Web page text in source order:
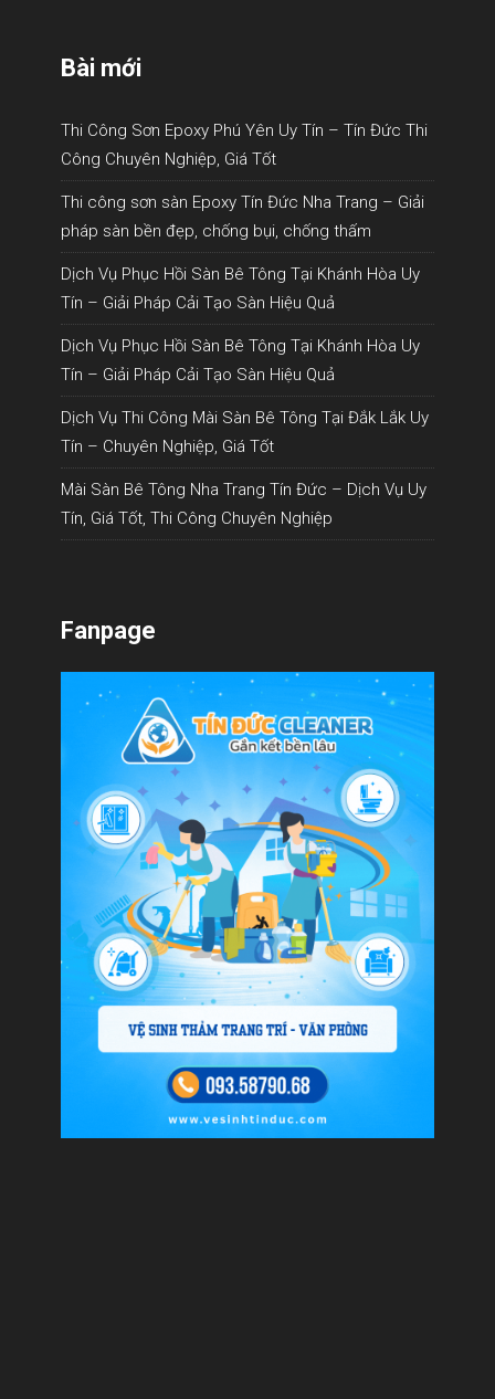
Bài mới
Thi Công Sơn Epoxy Phú Yên Uy Tín – Tín Đức Thi
Công Chuyên Nghiệp, Giá Tốt
Thi công sơn sàn Epoxy Tín Đức Nha Trang – Giải
pháp sàn bền đẹp, chống bụi, chống thấm
Dịch Vụ Phục Hồi Sàn Bê Tông Tại Khánh Hòa Uy
Tín – Giải Pháp Cải Tạo Sàn Hiệu Quả
Dịch Vụ Phục Hồi Sàn Bê Tông Tại Khánh Hòa Uy
Tín – Giải Pháp Cải Tạo Sàn Hiệu Quả
Dịch Vụ Thi Công Mài Sàn Bê Tông Tại Đắk Lắk Uy
Tín – Chuyên Nghiệp, Giá Tốt
Mài Sàn Bê Tông Nha Trang Tín Đức – Dịch Vụ Uy
Tín, Giá Tốt, Thi Công Chuyên Nghiệp
Fanpage